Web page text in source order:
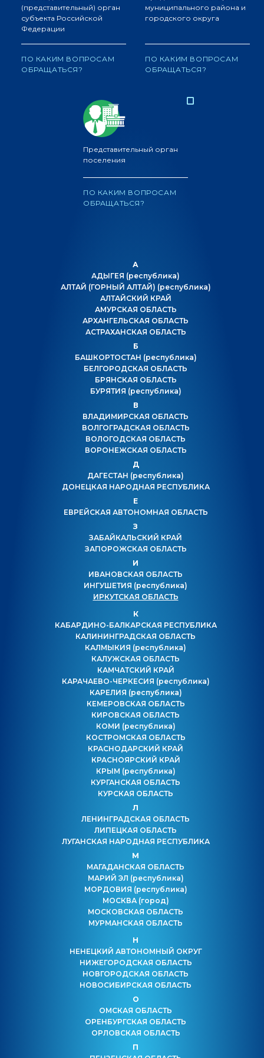
(представительный) орган
субъекта Российской
Федерации
ПО КАКИМ ВОПРОСАМ
ОБРАЩАТЬСЯ?
муниципального района и
городского округа
ПО КАКИМ ВОПРОСАМ
ОБРАЩАТЬСЯ?
Представительный орган
поселения
ПО КАКИМ ВОПРОСАМ
ОБРАЩАТЬСЯ?
А
АДЫГЕЯ (республика)
АЛТАЙ (ГОРНЫЙ АЛТАЙ) (республика)
АЛТАЙСКИЙ КРАЙ
АМУРСКАЯ ОБЛАСТЬ
АРХАНГЕЛЬСКАЯ ОБЛАСТЬ
АСТРАХАНСКАЯ ОБЛАСТЬ
Б
БАШКОРТОСТАН (республика)
БЕЛГОРОДСКАЯ ОБЛАСТЬ
БРЯНСКАЯ ОБЛАСТЬ
БУРЯТИЯ (республика)
В
ВЛАДИМИРСКАЯ ОБЛАСТЬ
ВОЛГОГРАДСКАЯ ОБЛАСТЬ
ВОЛОГОДСКАЯ ОБЛАСТЬ
ВОРОНЕЖСКАЯ ОБЛАСТЬ
Д
ДАГЕСТАН (республика)
ДОНЕЦКАЯ НАРОДНАЯ РЕСПУБЛИКА
Е
ЕВРЕЙСКАЯ АВТОНОМНАЯ ОБЛАСТЬ
З
ЗАБАЙКАЛЬСКИЙ КРАЙ
ЗАПОРОЖСКАЯ ОБЛАСТЬ
И
ИВАНОВСКАЯ ОБЛАСТЬ
ИНГУШЕТИЯ (республика)
ИРКУТСКАЯ ОБЛАСТЬ
К
КАБАРДИНО-БАЛКАРСКАЯ РЕСПУБЛИКА
КАЛИНИНГРАДСКАЯ ОБЛАСТЬ
КАЛМЫКИЯ (республика)
КАЛУЖСКАЯ ОБЛАСТЬ
КАМЧАТСКИЙ КРАЙ
КАРАЧАЕВО-ЧЕРКЕСИЯ (республика)
КАРЕЛИЯ (республика)
КЕМЕРОВСКАЯ ОБЛАСТЬ
КИРОВСКАЯ ОБЛАСТЬ
КОМИ (республика)
КОСТРОМСКАЯ ОБЛАСТЬ
КРАСНОДАРСКИЙ КРАЙ
КРАСНОЯРСКИЙ КРАЙ
КРЫМ (республика)
КУРГАНСКАЯ ОБЛАСТЬ
КУРСКАЯ ОБЛАСТЬ
Л
ЛЕНИНГРАДСКАЯ ОБЛАСТЬ
ЛИПЕЦКАЯ ОБЛАСТЬ
ЛУГАНСКАЯ НАРОДНАЯ РЕСПУБЛИКА
М
МАГАДАНСКАЯ ОБЛАСТЬ
МАРИЙ ЭЛ (республика)
МОРДОВИЯ (республика)
МОСКВА (город)
МОСКОВСКАЯ ОБЛАСТЬ
МУРМАНСКАЯ ОБЛАСТЬ
Н
НЕНЕЦКИЙ АВТОНОМНЫЙ ОКРУГ
НИЖЕГОРОДСКАЯ ОБЛАСТЬ
НОВГОРОДСКАЯ ОБЛАСТЬ
НОВОСИБИРСКАЯ ОБЛАСТЬ
О
ОМСКАЯ ОБЛАСТЬ
ОРЕНБУРГСКАЯ ОБЛАСТЬ
ОРЛОВСКАЯ ОБЛАСТЬ
П